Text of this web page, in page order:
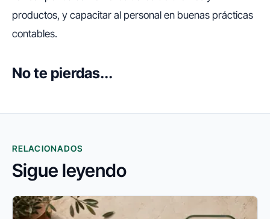
productos, y capacitar al personal en buenas prácticas
contables.
No te pierdas...
RELACIONADOS
Sigue leyendo